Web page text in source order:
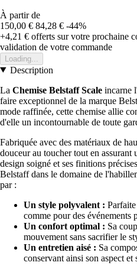
À partir de
150,00 € 84,28 € -44%
+4,21 € offerts sur votre prochaine
validation de votre commande
Loading...
Description
La Chemise Belstaff Scale incarne
faire exceptionnel de la marque
mode raffinée, cette chemise allie
d'elle un incontournable de toute
Fabriquée avec des matériaux de
douceur au toucher tout en
design soigné et ses finitions
Belstaff dans le domaine de
par :
Un style polyvalent :
comme pour des événements
Un confort optimal : Sa
mouvement sans sacrifier le
Un entretien aisé : Sa
conservant ainsi son aspect